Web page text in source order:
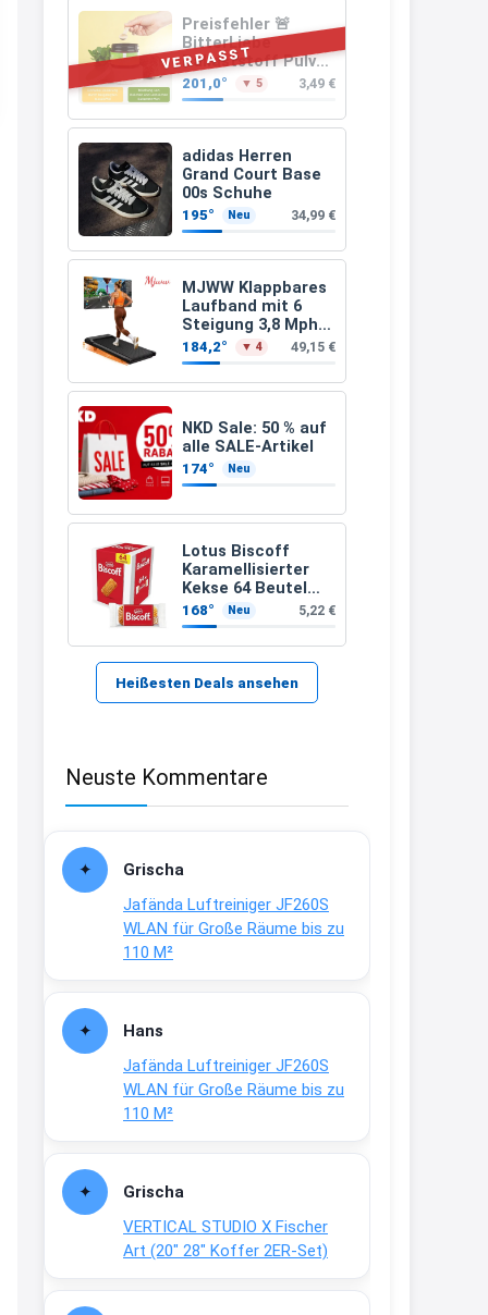
VERPASST
Preisfehler 🚨
BitterLiebe
Ballaststoff Pulver
(Mix aus
Flohsamenschalen
Inulin (Präbiotika)
Leinsamen &
Apfelfaser)
201,0° ▼ 5 3,49 €
adidas Herren
Grand Court Base
00s Schuhe
195° Neu 34,99 €
MJWW Klappbares
Laufband mit 6
Steigung 3,8 Mph/6
Km/h Walking
184,2° ▼ 4 49,15 €
NKD Sale: 50 % auf
alle SALE-Artikel
174° Neu
Lotus Biscoff
Karamellisierter
Kekse 64 Beutel
(992g)
168° Neu 5,22 €
Heißesten Deals ansehen
Neuste Kommentare
Grischa
Jafända Luftreiniger JF260S
WLAN für Große Räume bis zu
110 M²
Hans
Jafända Luftreiniger JF260S
WLAN für Große Räume bis zu
110 M²
Grischa
VERTICAL STUDIO X Fischer
Art (20″ 28″ Koffer 2ER-Set)
müsste schon stornieren und
nochmal bestellen, da man
Rabattcodes oder auch
Geschenkgutscheine im
Warenkorb oder an der Kasse
VOR dem Kauf einlösen kann.
17:06
↩
Och siche den Gutschein
fürmeggelebaguetts
Kerstin
Meggle bagett Gutschein code
21:37
↩
Kerstin
Bei EDEKA
↩
29.07www.haribo.com/de-
↩
Joachim
Ab diesem Jahr gibt es keine
Fielmann-Blinkis mehr / wurde
www.fielmann-
group.com/blinkis...
13:44
dich zu sehen, alles gut?
15:01